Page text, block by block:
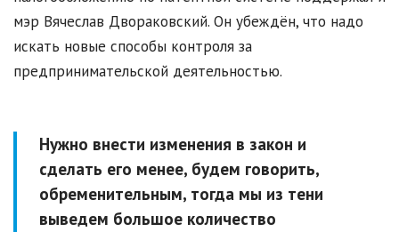
мэр Вячеслав Двораковский. Он убеждён, что надо
искать новые способы контроля за
предпринимательской деятельностью.
Нужно внести изменения в закон и
сделать его менее, будем говорить,
обременительным, тогда мы из тени
выведем большое количество